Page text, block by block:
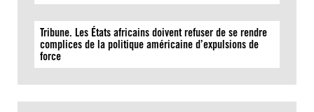
Tribune. Les États africains doivent refuser de se rendre
complices de la politique américaine d’expulsions de
force